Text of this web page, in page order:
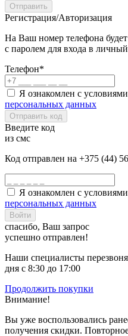
Отправить
Регистрация/Авторизация
На Ваш номер телефона
с паролем для входа в
Телефон*
Я ознакомлен с условиями
персональных данных
Отправить код
Введите код
из смс
Код отправлен на +375 (44)
Я ознакомлен с условиями
персональных данных
Войти
спасибо, Ваш запрос
успешно отправлен!
Наши специалисты
дня с 8:30 до 17:00
Продолжить покупки
Внимание!
Вы уже воспользовались
получения скидки.